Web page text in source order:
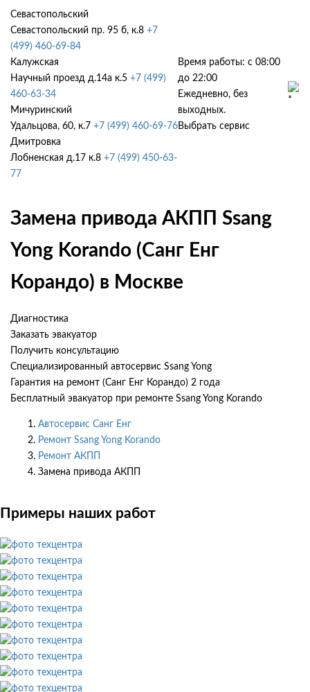
Севастопольский
Севастопольский пр. 95 б, к.8 +7
(499) 460-69-84
Калужская
Научный проезд д.14а к.5 +7 (499)
460-63-34
Мичуринский
Удальцова, 60, к.7 +7 (499) 460-69-76
Дмитровка
Лобненская д.17 к.8 +7 (499) 450-63-
77
Время работы: с 08:00
до 22:00
Ежедневно, без
выходных.
Выбрать сервис
Замена привода АКПП Ssang
Yong Korando (Санг Енг
Корандо) в Москве
Диагностика
Заказать эвакуатор
Получить консультацию
Специализированный автосервис Ssang Yong
Гарантия на ремонт (Санг Енг Корандо) 2 года
Бесплатный эвакуатор при ремонте Ssang Yong Korando
Автосервис Санг Енг
Ремонт Ssang Yong Korando
Ремонт АКПП
Замена привода АКПП
Примеры наших работ